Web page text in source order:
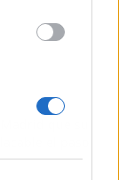
que su